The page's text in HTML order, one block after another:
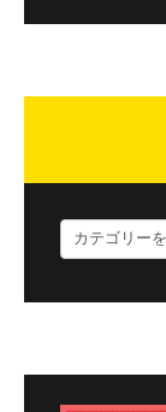
ロ